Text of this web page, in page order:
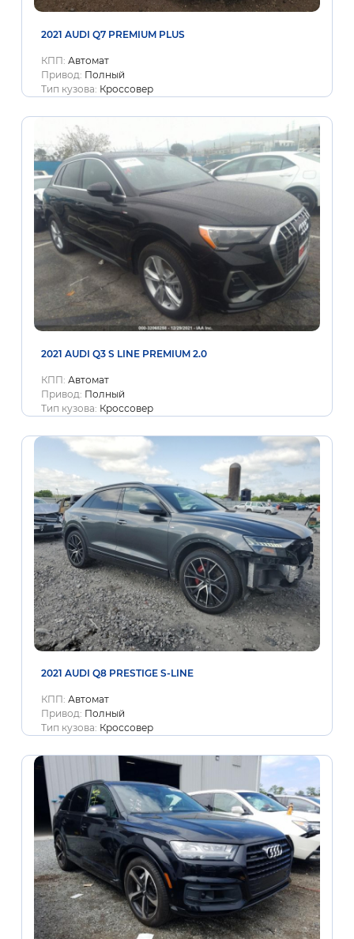
2021 AUDI Q7 PREMIUM PLUS
КПП: Автомат
Привод: Полный
Тип кузова: Кроссовер
2021 AUDI Q3 S LINE PREMIUM 2.0
КПП: Автомат
Привод: Полный
Тип кузова: Кроссовер
2021 AUDI Q8 PRESTIGE S-LINE
КПП: Автомат
Привод: Полный
Тип кузова: Кроссовер